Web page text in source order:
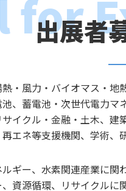
出展者
風力 バイオマス 地
、蓄電池 次世代電力マ
イクル
金融
土木、建
エネ等支援機関、学術、
ギー、水素関連産業に
資源循環、リサイクル